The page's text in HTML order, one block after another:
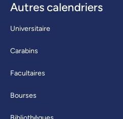
Autres calendriers
Universitaire
Carabins
Facultaires
Bourses